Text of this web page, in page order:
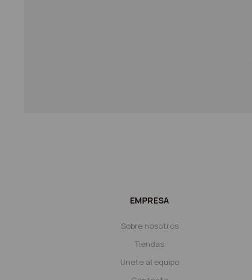
EMPRESA
Sobre nosotros
Tiendas
Unete al equipo